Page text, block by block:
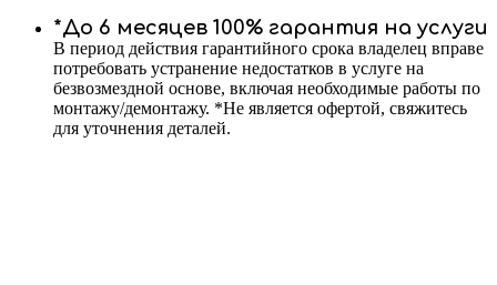
*До 6 месяцев 100% гарантия на услуги
В период действия гарантийного срока владелец вправе
потребовать устранение недостатков в услуге на
безвозмездной основе, включая необходимые работы по
монтажу/демонтажу. *Не является офертой, свяжитесь
для уточнения деталей.